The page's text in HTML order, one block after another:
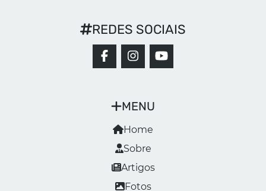
MENU
Home
Sobre
Artigos
Fotos
REDES SOCIAIS